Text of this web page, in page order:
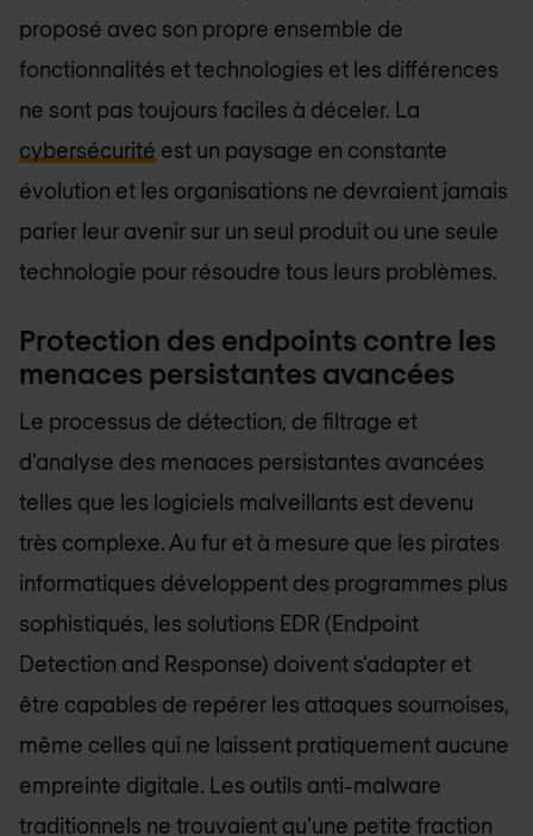
proposé avec son propre ensemble de
fonctionnalités et technologies et les différences
ne sont pas toujours faciles à déceler. La
cybersécurité est un paysage en constante
évolution et les organisations ne devraient jamais
parier leur avenir sur un seul produit ou une seule
technologie pour résoudre tous leurs problèmes.
Protection des endpoints contre les
menaces persistantes avancées
Le processus de détection, de filtrage et
d'analyse des menaces persistantes avancées
telles que les logiciels malveillants est devenu
très complexe. Au fur et à mesure que les pirates
informatiques développent des programmes plus
sophistiqués, les solutions EDR (Endpoint
Detection and Response) doivent s'adapter et
être capables de repérer les attaques sournoises,
même celles qui ne laissent pratiquement aucune
empreinte digitale. Les outils anti-malware
traditionnels ne trouvaient qu'une petite fraction